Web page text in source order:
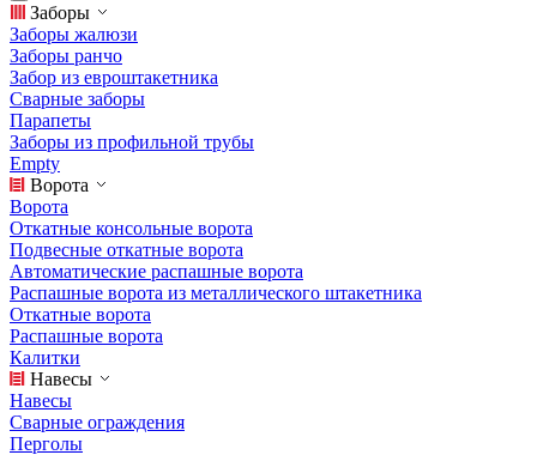
Заборы
Заборы жалюзи
Заборы ранчо
Забор из евроштакетника
Сварные заборы
Парапеты
Заборы из профильной трубы
Empty
Ворота
Ворота
Откатные консольные ворота
Подвесные откатные ворота
Автоматические распашные ворота
Распашные ворота из металлического штакетника
Откатные ворота
Распашные ворота
Калитки
Навесы
Навесы
Сварные ограждения
Перголы